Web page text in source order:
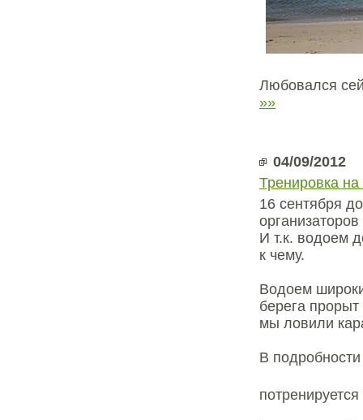
Любовался
»»
04/09/2012
Тренировка
16 сентября
И т.к. водоем
к чему.
Водоем
берега
мы ловили
В подробности
потренируется